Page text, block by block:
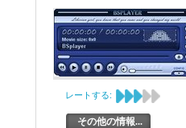
レートする:
その他の情報...